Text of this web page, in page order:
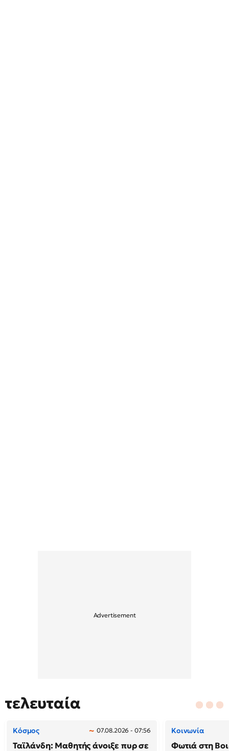
τελευταία
Κόσμος 07.08.2026 - 07:56
Ταϊλάνδη: Μαθητής άνοιξε πυρ σε
Κοινωνία
Φωτιά στη